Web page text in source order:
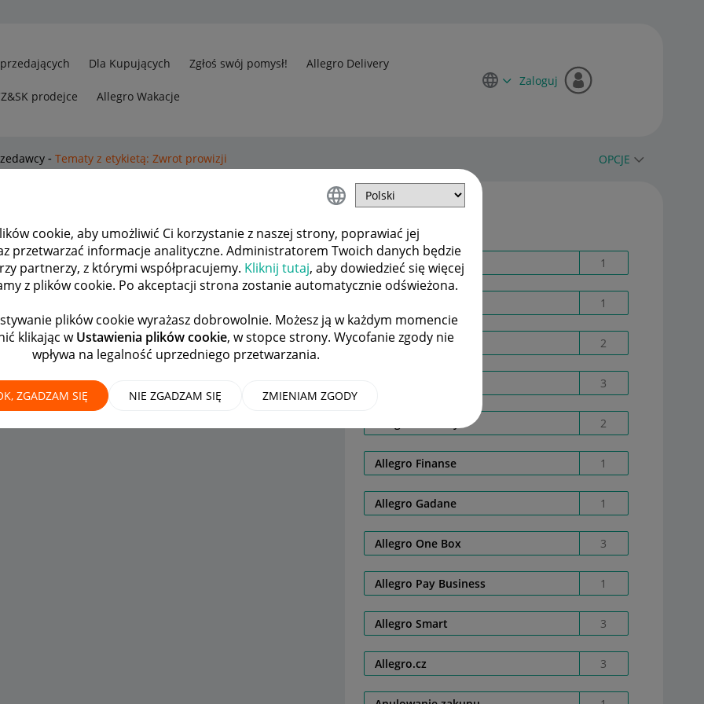
cookie, aby umożliwić Ci korzystanie z naszej strony, poprawiać jej
przetwarzać informacje analityczne. Administratorem Twoich danych będzie
partnerzy, z którymi współpracujemy. Kliknij tutaj, aby dowiedzieć się więcej
z plików cookie. Po akceptacji strona zostanie automatycznie odświeżona.
plików cookie wyrażasz dobrowolnie. Możesz ją w każdym momencie
klikając wUstawienia plików cookie, w stopce strony. Wycofanie zgody nie
wpływa na legalność uprzedniego przetwarzania.
ZGADZAM SIĘ NIE ZGADZAM SIĘ ZMIENIAM ZGODY
Dla Kupujących Zgłoś swój pomysł! Allegro Delivery
prodejce Allegro Wakacje
Zaloguj
Tematy z etykietą: Zwrot prowizji OPCJE
prowizję (przy braku
akcesoria-net-pl
3
ODPOWIEDZI
1305
WYŚWIETLEŃ
prowizji
medalik_2009
5 1174
Etykiety
18561400398 1
1
Allegro ADS 2
3
2
Allegro Finanse 1
Allegro Gadane 1
Allegro One Box 3
Allegro Pay Business 1
Allegro Smart 3
Allegro.cz 3